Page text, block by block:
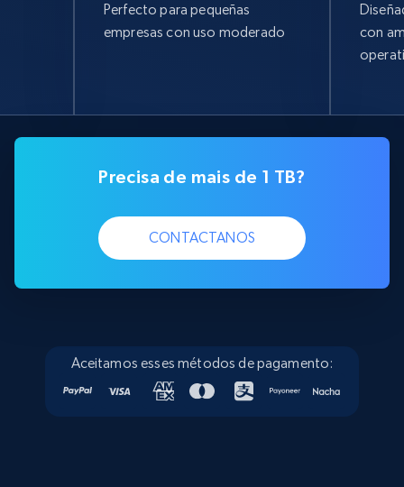
Perfecto para pequeñas
empresas con uso moderado
con
Precisa de mais de 1 TB?
CONTACTANOS
Aceitamos esses métodos de pagamento: